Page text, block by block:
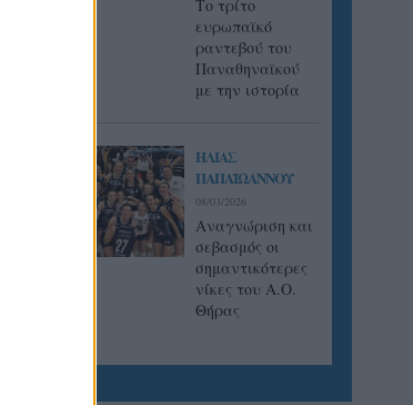
Tο τρίτο
ευρωπαϊκό
ραντεβού του
Παναθηναϊκού
με την ιστορία
ΗΛΙΑΣ
ΠΑΠΑΪΩΑΝΝΟΥ
08/03/2026
Αναγνώριση και
σεβασμός οι
σημαντικότερες
νίκες του Α.Ο.
Θήρας